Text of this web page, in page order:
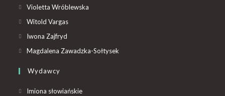
Violetta Wróblewska
Witold Vargas
Iwona Zajfryd
Magdalena Zawadzka-Sołtysek
Wydawcy
Imiona słowiańskie